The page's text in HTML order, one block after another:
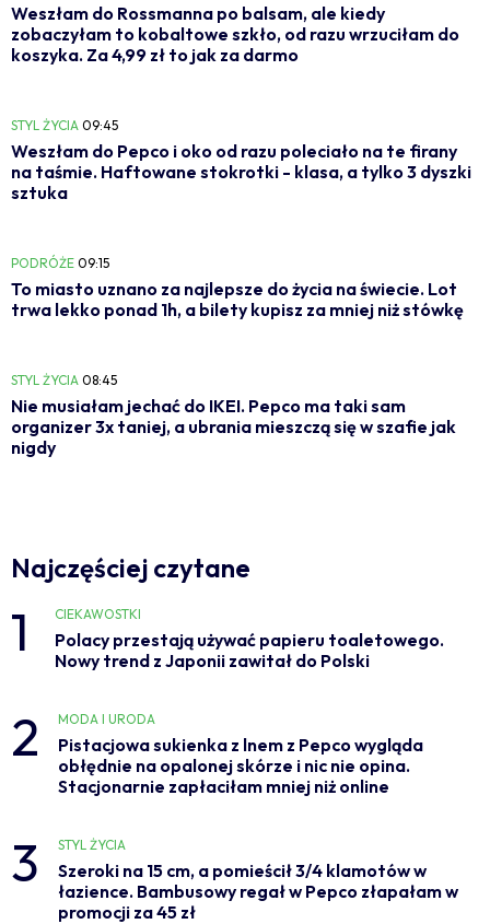
Weszłam do Rossmanna po balsam, ale kiedy
zobaczyłam to kobaltowe szkło, od razu wrzuciłam do
koszyka. Za 4,99 zł to jak za darmo
STYL ŻYCIA 09:45
Weszłam do Pepco i oko od razu poleciało na te firany
na taśmie. Haftowane stokrotki - klasa, a tylko 3 dyszki
sztuka
PODRÓŻE 09:15
To miasto uznano za najlepsze do życia na świecie. Lot
trwa lekko ponad 1h, a bilety kupisz za mniej niż stówkę
STYL ŻYCIA 08:45
Nie musiałam jechać do IKEI. Pepco ma taki sam
organizer 3x taniej, a ubrania mieszczą się w szafie jak
nigdy
Najczęściej czytane
1 CIEKAWOSTKI
Polacy przestają używać papieru toaletowego.
Nowy trend z Japonii zawitał do Polski
2 MODA I URODA
Pistacjowa sukienka z lnem z Pepco wygląda
obłędnie na opalonej skórze i nic nie opina.
Stacjonarnie zapłaciłam mniej niż online
3 STYL ŻYCIA
Szeroki na 15 cm, a pomieścił 3/4 klamotów w
łazience. Bambusowy regał w Pepco złapałam w
promocji za 45 zł